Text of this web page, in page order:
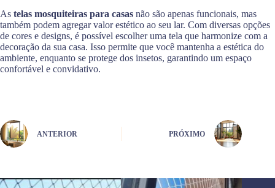
As telas mosquiteiras para casas não são apenas funcionais, mas
também podem agregar valor estético ao seu lar. Com diversas opções
de cores e designs, é possível escolher uma tela que harmonize com a
decoração da sua casa. Isso permite que você mantenha a estética do
ambiente, enquanto se protege dos insetos, garantindo um espaço
confortável e convidativo.
ANTERIOR PRÓXIMO